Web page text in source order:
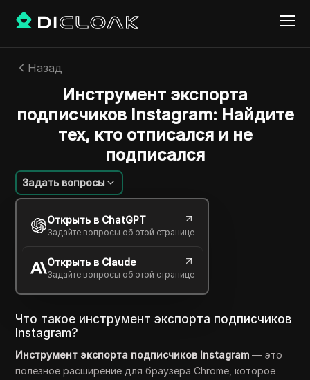
Назад
Инструмент экспорта
подписчиков Instagram: Найдите
тех, кто отписался и не
подписался
Задать вопросы
Открыть в ChatGPT
Задайте вопросы об этой странице
Открыть в Claude
Задайте вопросы об этой странице
Ли Вэнтинг
10 дек. 2025 2 минут
Copy Link
Что такое инструмент экспорта подписчиков
Instagram?
Инструмент экспорта подписчиков Instagram — это
полезное расширение для браузера Chrome, которое